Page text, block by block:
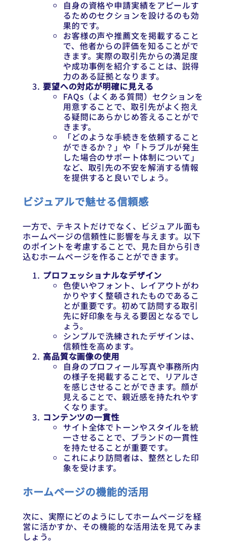
自身の資格や申請実績をアピールす
るためのセクションを設けるのも効
果的です。
お客様の声や推薦文を掲載すること
で、他者からの評価を知ることがで
きます。実際の取引先からの満足度
や成功事例を紹介することは、説得
力のある証拠となります。
要望への対応が明確に見える
FAQs（よくある質問）セクションを
用意することで、取引先がよく抱え
る疑問にあらかじめ答えることがで
きます。
「どのような手続きを依頼すること
ができるか？」や「トラブルが発生
した場合のサポート体制について」
など、取引先の不安を解消する情報
を提供すると良いでしょう。
ビジュアルで魅せる信頼感
一方で、テキストだけでなく、ビジュアル面も
ホームページの信頼性に影響を与えます。以下
のポイントを考慮することで、見た目から引き
込むホームページを作ることができます。
プロフェッショナルなデザイン
色使いやフォント、レイアウトがわ
かりやすく整頓されたものであるこ
とが重要です。初めて訪問する取引
先に好印象を与える要因となるでし
ょう。
シンプルで洗練されたデザインは、
信頼性を高めます。
高品質な画像の使用
自身のプロフィール写真や事務所内
の様子を掲載することで、リアルさ
を感じさせることができます。顔が
見えることで、親近感を持たれやす
くなります。
コンテンツの一貫性
サイト全体でトーンやスタイルを統
一させることで、ブランドの一貫性
を持たせることが重要です。
これにより訪問者は、整然とした印
象を受けます。
ホームページの機能的活用
次に、実際にどのようにしてホームページを経
営に活かすか、その機能的な活用法を見てみま
しょう。